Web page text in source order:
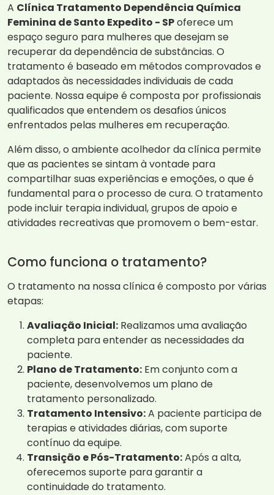
A Clínica Tratamento Dependência Química
Feminina de Santo Expedito - SPoferece um
espaço seguro para mulheres que desejam se
recuperar da dependência de substâncias. O
tratamento é baseado em métodos comprovados e
adaptados às necessidades individuais de cada
paciente. Nossa equipe é composta por profissionais
qualificados que entendem os desafios únicos
enfrentados pelas mulheres em recuperação.
Além disso, o ambiente acolhedor da clínica permite
que as pacientes se sintam à vontade para
compartilhar suas experiências e emoções, o que é
fundamental para o processo de cura. O tratamento
pode incluir terapia individual, grupos de apoio e
atividades recreativas que promovem o bem-estar.
Como funciona o tratamento?
O tratamento na nossa clínica é composto por várias
etapas:
Avaliação Inicial: Realizamos uma avaliação
completa para entender as necessidades da
paciente.
Plano de Tratamento: Em conjunto com a
paciente, desenvolvemos um plano de
tratamento personalizado.
Tratamento Intensivo:A paciente participa de
terapias e atividades diárias, com suporte
contínuo da equipe.
Transição e Pós-Tratamento:Após a alta,
oferecemos suporte para garantir a
continuidade do tratamento.